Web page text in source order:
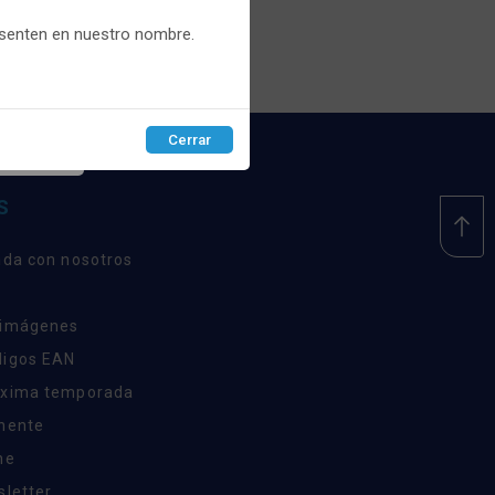
con nosotros
EAN
temporada
en nuestro nombre.
Cerrar